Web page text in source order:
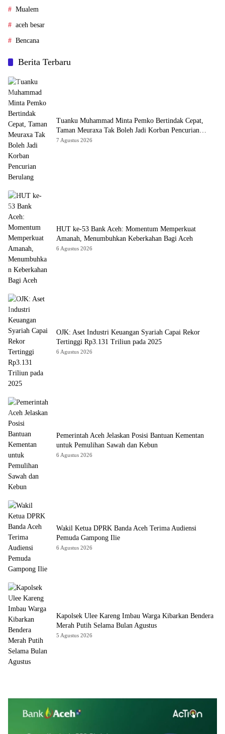
Mualem
aceh besar
Bencana
Berita Terbaru
Tuanku Muhammad Minta Pemko Bertindak Cepat,
Taman Meuraxa Tak Boleh Jadi Korban Pencurian
Berulang
7 Agustus 2026
HUT ke-53 Bank Aceh: Momentum Memperkuat
Amanah, Menumbuhkan Keberkahan Bagi Aceh
6 Agustus 2026
OJK: Aset Industri Keuangan Syariah Capai Rekor
Tertinggi Rp3.131 Triliun pada 2025
6 Agustus 2026
Pemerintah Aceh Jelaskan Posisi Bantuan Kementan
untuk Pemulihan Sawah dan Kebun
6 Agustus 2026
Wakil Ketua DPRK Banda Aceh Terima Audiensi
Pemuda Gampong Ilie
6 Agustus 2026
Kapolsek Ulee Kareng Imbau Warga Kibarkan Bendera
Merah Putih Selama Bulan Agustus
5 Agustus 2026